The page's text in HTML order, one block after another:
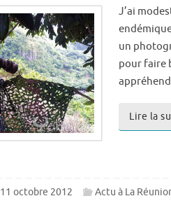
J’ai
un
pour faire
Lire la
11 octobre 2012 Actu à La